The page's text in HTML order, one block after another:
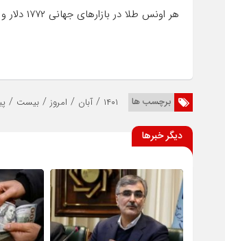
هر اونس طلا در بازارهای جهانی ۱۷۷۲ دلار و هر گرم طلای ۱۸ عیار ۱ میلیون و ۴۸۸ هزار ۹۸۲تومان است.
برچسب ها ۱۴۰۱ / آبان / امروز / بیست /
دیگر خبرها